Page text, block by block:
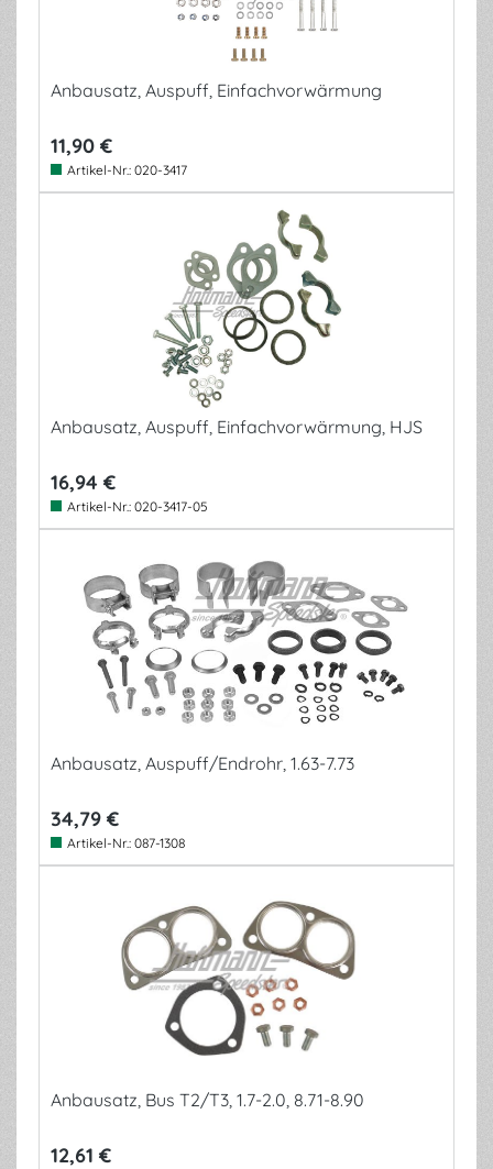
Anbausatz, Auspuff, Einfachvorwärmung
11,90 €
Artikel-Nr.: 020-3417
Anbausatz, Auspuff, Einfachvorwärmung, HJS
16,94 €
Artikel-Nr.: 020-3417-05
Anbausatz, Auspuff/Endrohr, 1.63-7.73
34,79 €
Artikel-Nr.: 087-1308
Anbausatz, Bus T2/T3, 1.7-2.0, 8.71-8.90
12,61 €